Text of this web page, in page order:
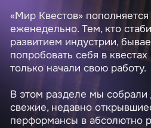
«Мир Квестов»
еженедельно. Тем, кто
развитием индустрии,
попробовать себя в
только начали свою работу.
В этом разделе мы собрали
свежие, недавно
перформансы в абсолютно